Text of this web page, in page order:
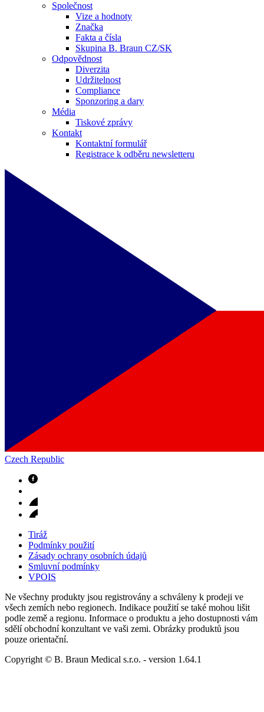
Společnost
Vize a hodnoty
Značka
Fakta a čísla
Skupina B. Braun CZ/SK
Odpovědnost
Diverzita
Udržitelnost
Compliance
Sponzoring a dary
Média
Tiskové zprávy
Kontakt
Kontaktní formulář
Registrace k odběru newsletteru
Czech Republic
Tiráž
Podmínky použití
Zásady ochrany osobních údajů
Smluvní podmínky
VPOIS
Ne všechny produkty jsou registrovány a schváleny k prodeji ve
všech zemích nebo regionech. Indikace použití se také mohou lišit
podle země a regionu. Informace o produktu a jeho dostupnosti vám
sdělí obchodní konzultant ve vaši zemi. Obrázky produktů jsou
pouze orientační.
Copyright © B. Braun Medical s.r.o. - version 1.64.1